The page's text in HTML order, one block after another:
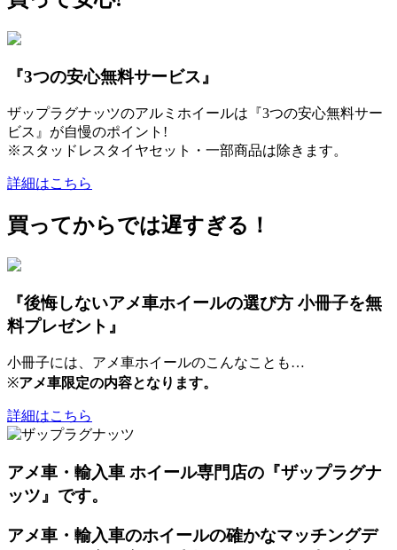
『3つの安心無料サービス』
ザップラグナッツのアルミホイールは『3つの安心無料サー
ビス』が自慢のポイント!
※スタッドレスタイヤセット・一部商品は除きます。
詳細はこちら
買ってからでは遅すぎる！
『後悔しないアメ車ホイールの選び方 小冊子を無
料プレゼント』
小冊子には、アメ車ホイールのこんなことも…
※アメ車限定の内容となります。
詳細はこちら
アメ車・輸入車 ホイール専門店の『ザップラグナ
ッツ』です。
アメ車・輸入車のホイールの確かなマッチングデ